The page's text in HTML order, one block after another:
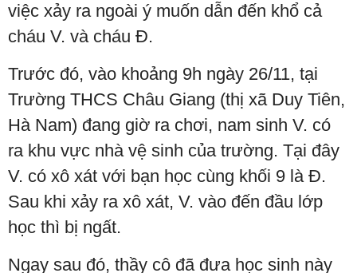
việc xảy ra ngoài ý muốn dẫn đến khổ cả
cháu V. và cháu Đ.
Trước đó, vào khoảng 9h ngày 26/11, tại
Trường THCS Châu Giang (thị xã Duy Tiên,
Hà Nam) đang giờ ra chơi, nam sinh V. có
ra khu vực nhà vệ sinh của trường. Tại đây
V. có xô xát với bạn học cùng khối 9 là Đ.
Sau khi xảy ra xô xát, V. vào đến đầu lớp
học thì bị ngất.
Ngay sau đó, thầy cô đã đưa học sinh này